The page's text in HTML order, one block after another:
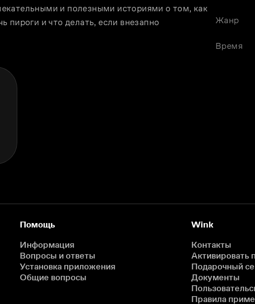
и полезными историями о том, как
пироги и что делать, если внезапно
Жанр
Время
Помощь
Информация
Вопросы и ответы
Установка приложения
Общие вопросы
Wink
Контакты
Активировать
Подарочный
Документы
Правила